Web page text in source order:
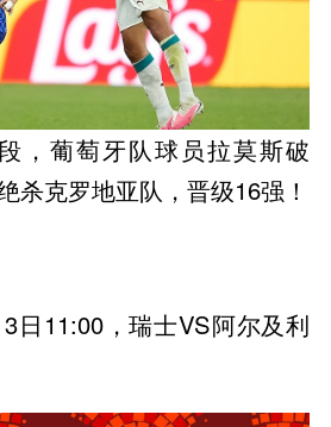
，葡萄牙队球员拉莫斯破
杀克罗地亚队，晋级16强！
日11:00，瑞士VS阿尔及利